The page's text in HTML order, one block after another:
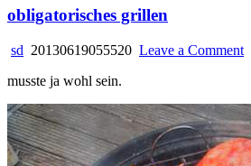
obligatorisches grillen
sd 20130619055520 Leave a Commenton
musste ja wohl sein.